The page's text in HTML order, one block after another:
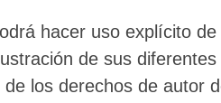
hacer uso explícito
de sus
de los derechos de autor